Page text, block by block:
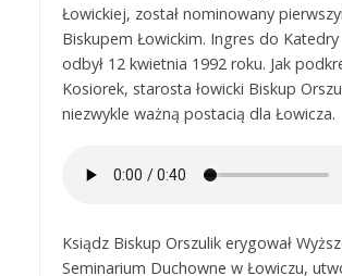
Łowickiej, został nominowany
Biskupem Łowickim. Ingres do
odbył 12 kwietnia 1992 roku. Jak
Kosiorek, starosta łowicki Biskup
niezwykle ważną postacią dla Łowicza.
Ksiądz Biskup Orszulik erygował
Seminarium Duchowne w Łowiczu,